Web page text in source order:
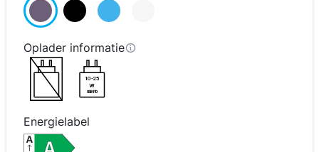
in 3D
in 3D
in 3D
Oplader informatie
10-25
W
USB PD
Energielabel